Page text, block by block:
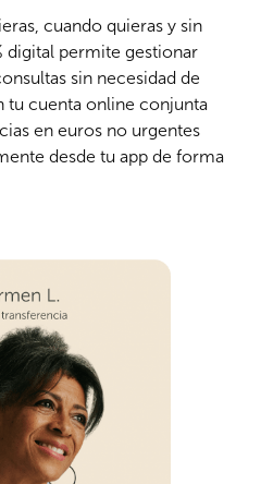
cuando quieras y sin
digital permite gestionar
sin necesidad de
tu cuenta online conjunta
en euros no urgentes
desde tu app de forma